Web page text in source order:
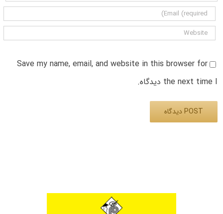
Save my name, email, and website in this browser for
the next time I دیدگاه.